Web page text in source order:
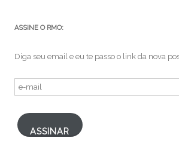
ASSINE O RMO:
Diga seu email e eu te passo o link da nova
e-
mail
ASSINAR